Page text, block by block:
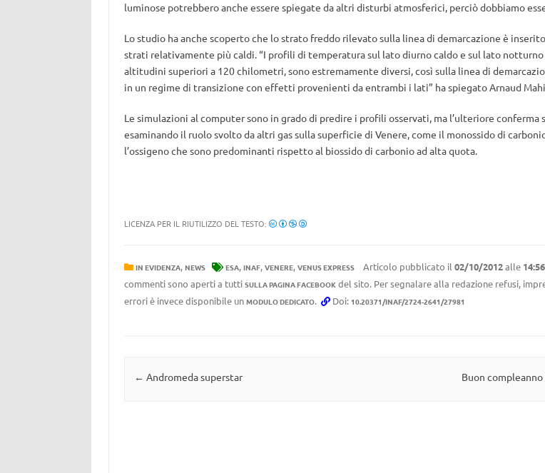
luminose potrebbero anche essere spiegate da altri disturbi atmosferici, perciò dobbiamo
Lo studio ha anche scoperto che lo strato freddo rilevato sulla linea di demarcazione è
strati relativamente più caldi. “I profili di temperatura sul lato diurno caldo e sul lato notturno
altitudini superiori a 120 chilometri, sono estremamente diversi, così sulla linea di
in un regime di transizione con effetti provenienti da entrambi i lati” ha spiegato Arnaud
Le simulazioni al computer sono in grado di predire i profili osservati, ma l’ulteriore conferma
esaminando il ruolo svolto da altri gas sulla superficie di Venere, come il monossido di
l’ossigeno che sono predominanti rispetto al biossido di carbonio ad alta quota.
LICENZA PER IL RIUTILIZZO DEL TESTO:
IN EVIDENZA, NEWS ESA, INAF, VENERE, VENUS EXPRESS Articolo pubblicato il 02/10/2012alle 14:56
commenti sono aperti a tutti SULLA PAGINA FACEBOOKdel sito. Per segnalare alla redazione refusi,
errori è invece disponibile un MODULO DEDICATO. Doi: 10.20371/INAF/2724-2641/27981
Navigazione articolo
← Andromeda superstar Buon compleanno